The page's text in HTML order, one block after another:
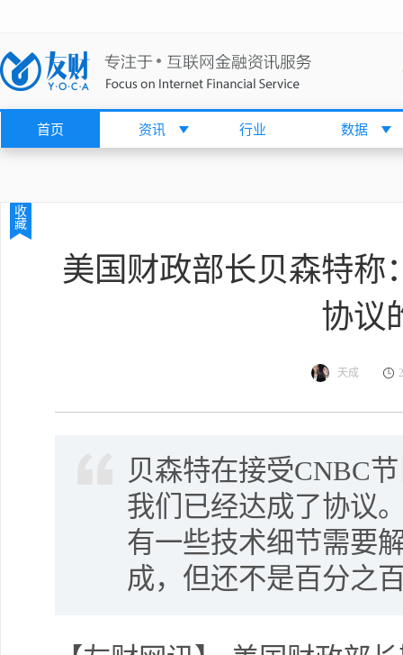
首页 资讯 行业 数据
收
藏
美国财政部长贝森特称
协议
天成
贝森特在接受CNBC
我们已经达成了协议
有一些技术细节需要
成，但还不是百分之